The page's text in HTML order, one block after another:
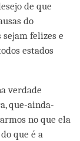
de que
do
felizes e
estados
verdade
que-ainda-
no que ela
que é a